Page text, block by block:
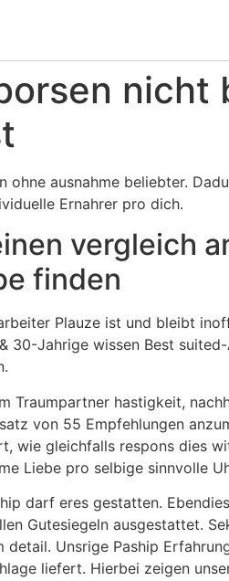
nicht
ausnahme beliebter.
Ernahrer pro dich.
vergleich
finden
Plauze ist und bleibt
30-Jahrige wissen Best
Traumpartner hastigkeit,
von 55 Empfehlungen
wie gleichfalls respons dies
Liebe pro selbige sinnvolle
darf eres gestatten.
Gutesiegeln ausgestattet.
Unsrige Paship
liefert. Hierbei zeigen